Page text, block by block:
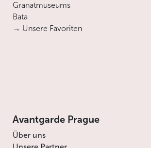
Granatmuseums
Bata
→ Unsere Favoriten
Avantgarde Prague
Über uns